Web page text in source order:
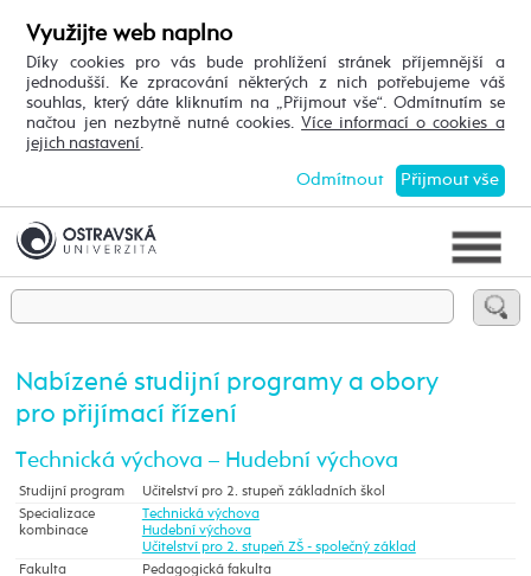
Využijte web naplno
Díky cookies pro vás bude prohlížení stránek příjemnější a
jednodušší. Ke zpracování některých z nich potřebujeme váš
souhlas, který dáte kliknutím na „Přijmout vše“. Odmítnutím se
načtou jen nezbytně nutné cookies.Více informací o cookies a
jejich nastavení
Přijmout vše
Odmítnout
Nabízené studijní programy a obory
pro přijímací řízení
Technická výchova – Hudební výchova
Studijní program
Učitelství pro 2. stupeň základních škol
Specializace
kombinace
Technická výchova
Hudební výchova
Učitelství pro 2. stupeň ZŠ - společný základ
Fakulta
Pedagogická fakulta